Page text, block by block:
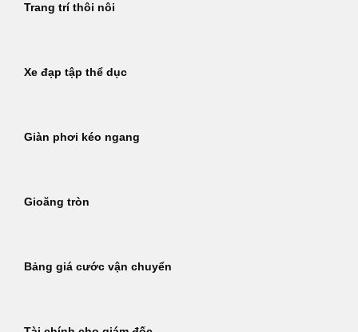
Trang trí thôi nôi
Xe đạp tập thể dục
Giàn phơi kéo ngang
Gioăng tròn
Bảng giá cước vận chuyển